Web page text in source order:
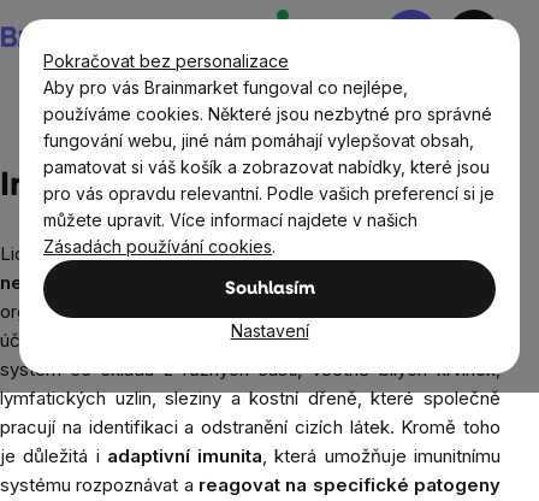
Pokračovat bez personalizace
Aby pro vás Brainmarket fungoval co nejlépe,
používáme cookies. Některé jsou nezbytné pro správné
fungování webu, jiné nám pomáhají vylepšovat obsah,
pamatovat si váš košík a zobrazovat nabídky, které jsou
pro vás opravdu relevantní. Podle vašich preferencí si je
můžete upravit. Více informací najdete v našich
Zásadách používání cookies.
Souhlasím
Nastavení
na
obsah
Nákupní
Blog Imunita
Imunita
Lidská imunita je klíčovým prvkem v boji proti
nemocem
. Imunitní systém je složitý soubor buněk, tkání a
orgánů, který spolupracuje na ochraně těla před škodlivými
účinky patogenů, jako jsou bakterie, viry a paraziti. Tento
systém se skládá z různých částí, včetně bílých krvinek,
lymfatických uzlin, sleziny a kostní dřeně, které společně
pracují na identifikaci a odstranění cizích látek. Kromě toho
je důležitá i adaptivní imunita, která umožňuje imunitnímu
systému rozpoznávat a reagovat na specifické patogeny